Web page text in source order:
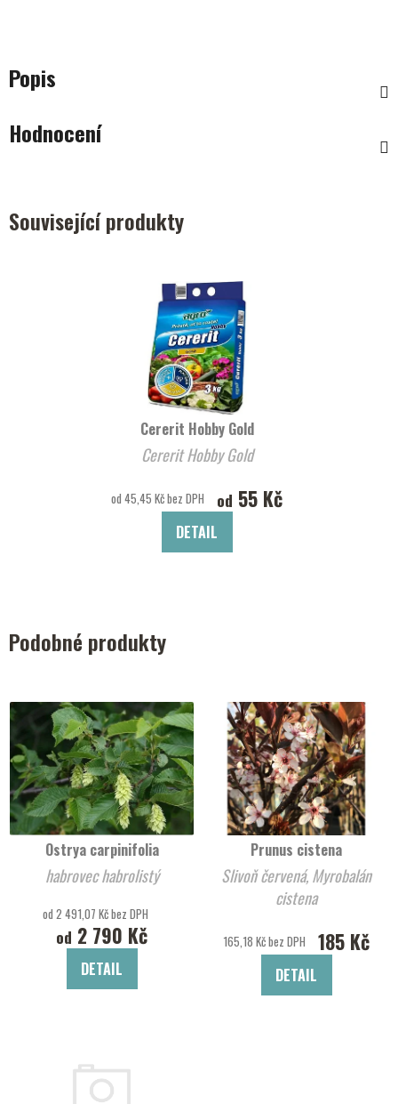
Popis
Hodnocení
Související produkty
Cererit Hobby Gold
Cererit Hobby Gold
od 45,45 Kč bez DPH od 55 Kč
DETAIL
Podobné produkty
Ostrya carpinifolia
habrovec habrolistý
od 2 491,07 Kč bez DPH
od 2 790 Kč
DETAIL
Prunus cistena
Slivoň červená, Myrobalán
cistena
165,18 Kč bez DPH 185 Kč
DETAIL